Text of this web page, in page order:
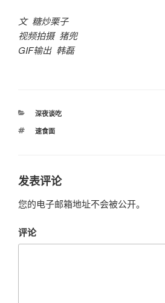
文 糖炒栗子
视频拍摄 猪兜
GIF输出 韩磊
分
深夜谈吃
标
速食面
发表评论
您的电子邮箱地址不会被公开。
评论